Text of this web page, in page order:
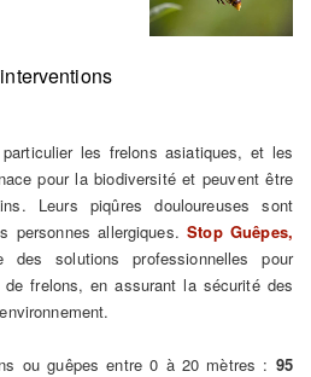
les frelons asiatiques, et les
pour la biodiversité et peuvent être
Leurs piqûres douloureuses sont
personnes allergiques.Stop Guêpes,
des solutions professionnelles pour
frelons, en assurant la sécurité des
ou guêpes entre 0 à 20 mètres : 95